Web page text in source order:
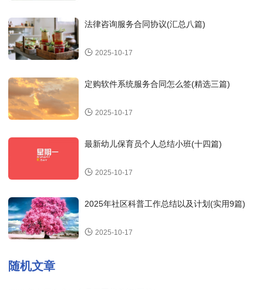
法律咨询服务合同协议(汇总八篇)
2025-10-17
定购软件系统服务合同怎么签(精选三篇)
2025-10-17
最新幼儿保育员个人总结小班(十四篇)
2025-10-17
2025年社区科普工作总结以及计划(实用9篇)
2025-10-17
随机文章